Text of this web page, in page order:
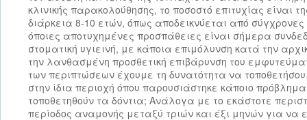
κλινικής παρακολούθησης, το ποσοστό επιτυχίας είναι
διάρκεια 8-10 ετών, όπως αποδεικνύεται από σύγχρονες
όποιες αποτυχημένες προσπάθειες είναι σήμερα
στοματική υγιεινή, με κάποια επιμόλυνση κατά την
την λανθασμένη προσθετική επιβάρυνση του
των περιπτώσεων έχουμε τη δυνατότητα να
στην ίδια περιοχή όπου παρουσιάστηκε κάποιο
τοποθετηθούν τα δόντια; Ανάλογα με το εκάστοτε
περίοδος αναμονής μεταξύ τριών και έξι μηνών για